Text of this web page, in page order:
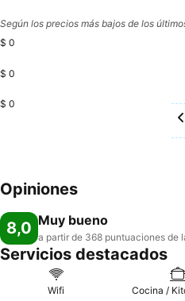
Según los precios más bajos de los
$ 0
$ 0
$ 0
Opiniones
8,0 Muy bueno
a partir de 368 puntuaciones de
Servicios destacados
Wifi Cocina /